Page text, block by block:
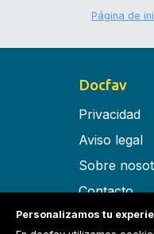
Página de
Docfav
Privacidad
Aviso legal
Sobre
Contacto
Términos y
Personalizamos tu